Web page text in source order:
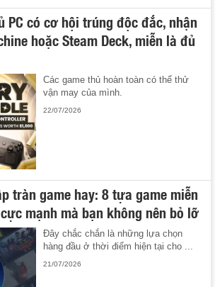
PC có cơ hội trúng độc đắc, nhận
hoặc Steam Deck, miễn là đủ
Các game thủ hoàn toàn có thể thử
vận may của mình.
22/07/2026
tràn game hay: 8 tựa game miễn
mạnh mà bạn không nên bỏ lỡ
Đây chắc chắn là những lựa chọn
hàng đầu ở thời điểm hiện tại cho ...
21/07/2026